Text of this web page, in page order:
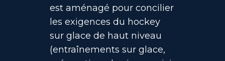
est aménagé pour concilier
les exigences du hockey
sur glace de haut niveau
(entraînements sur glace,